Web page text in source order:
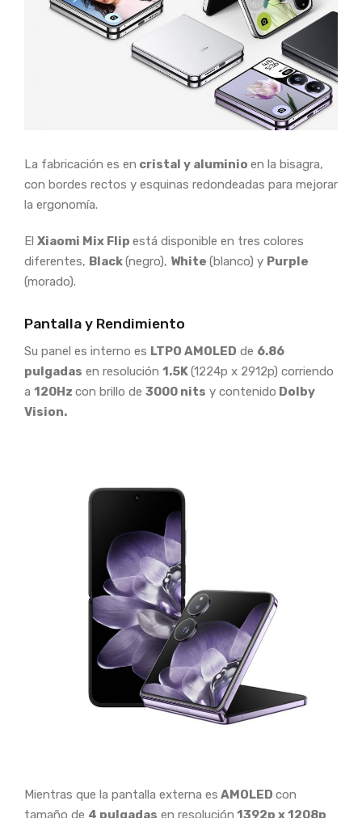
La fabricación es en cristal y aluminio en la bisagra,
con bordes rectos y esquinas redondeadas para mejorar
la ergonomía.
El Xiaomi Mix Flip está disponible en tres colores
diferentes, Black(negro), White (blanco) y Purple
(morado).
Pantalla y Rendimiento
Su panel es interno es LTPO AMOLED de 6.86
pulgadas en resolución 1.5K(1224p x 2912p) corriendo
a 120Hz con brillo de 3000 nits y contenido Dolby
Vision.
Mientras que la pantalla externa es AMOLED con
tamaño de 4 pulgadas en resolución 1392p x 1208p